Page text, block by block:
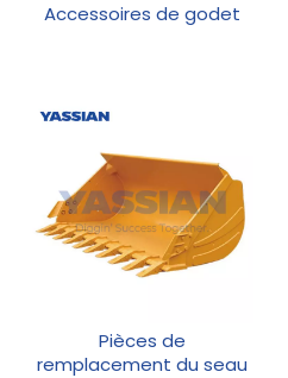
Accessoires de godet
Pièces de
remplacement du seau